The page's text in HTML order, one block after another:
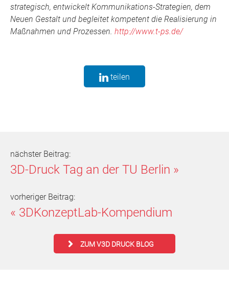
strategisch, entwickelt Kommunikations-Strategien, dem
Neuen Gestalt und begleitet kompetent die Realisierung in
Maßnahmen und Prozessen. http://www.t-ps.de/
teilen
nächster Beitrag:
3D-Druck Tag an der TU Berlin »
vorheriger Beitrag:
« 3DKonzeptLab-Kompendium
ZUM V3D DRUCK BLOG